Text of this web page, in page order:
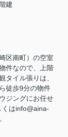
建
区南町）の空室
件なので、上階
タイル張りは、
徒歩9分の物件
ジングにお任せ
はinfo@aina-